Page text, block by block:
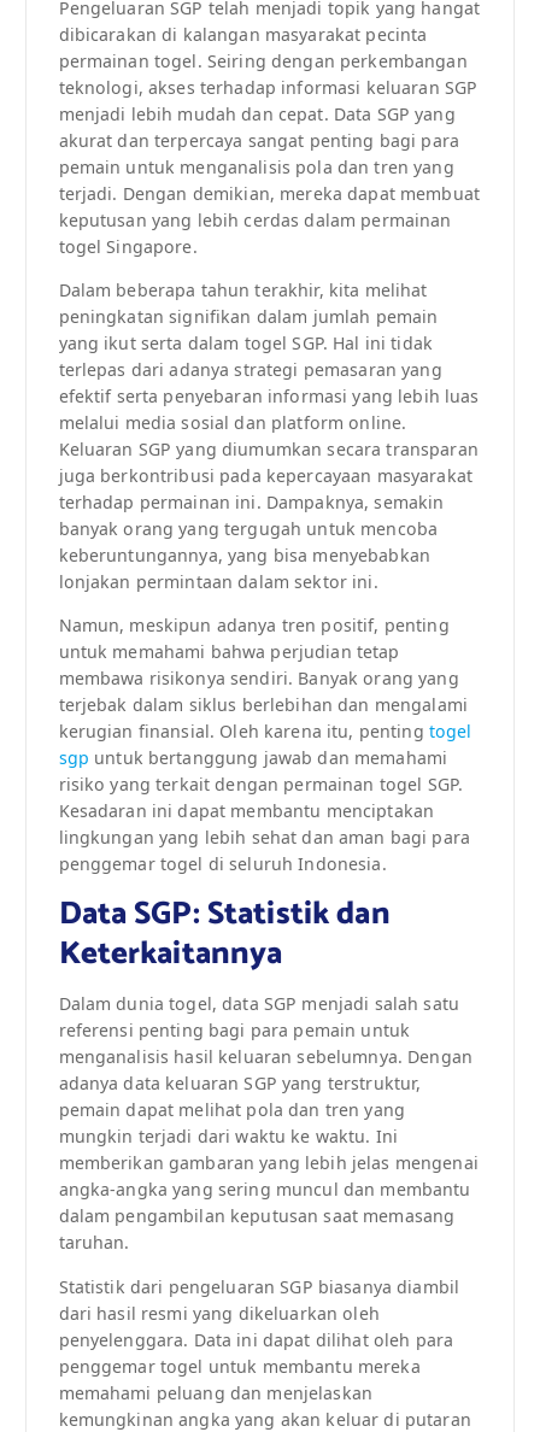
Pengeluaran SGP telah menjadi topik yang hangat
dibicarakan di kalangan masyarakat pecinta
permainan togel. Seiring dengan perkembangan
teknologi, akses terhadap informasi keluaran SGP
menjadi lebih mudah dan cepat. Data SGP yang
akurat dan terpercaya sangat penting bagi para
pemain untuk menganalisis pola dan tren yang
terjadi. Dengan demikian, mereka dapat membuat
keputusan yang lebih cerdas dalam permainan
togel Singapore.
Dalam beberapa tahun terakhir, kita melihat
peningkatan signifikan dalam jumlah pemain
yang ikut serta dalam togel SGP. Hal ini tidak
terlepas dari adanya strategi pemasaran yang
efektif serta penyebaran informasi yang lebih luas
melalui media sosial dan platform online.
Keluaran SGP yang diumumkan secara transparan
juga berkontribusi pada kepercayaan masyarakat
terhadap permainan ini. Dampaknya, semakin
banyak orang yang tergugah untuk mencoba
keberuntungannya, yang bisa menyebabkan
lonjakan permintaan dalam sektor ini.
Namun, meskipun adanya tren positif, penting
untuk memahami bahwa perjudian tetap
membawa risikonya sendiri. Banyak orang yang
terjebak dalam siklus berlebihan dan mengalami
kerugian finansial. Oleh karena itu, penting togel
sgp untuk bertanggung jawab dan memahami
risiko yang terkait dengan permainan togel SGP.
Kesadaran ini dapat membantu menciptakan
lingkungan yang lebih sehat dan aman bagi para
penggemar togel di seluruh Indonesia.
Data SGP: Statistik dan
Keterkaitannya
Dalam dunia togel, data SGP menjadi salah satu
referensi penting bagi para pemain untuk
menganalisis hasil keluaran sebelumnya. Dengan
adanya data keluaran SGP yang terstruktur,
pemain dapat melihat pola dan tren yang
mungkin terjadi dari waktu ke waktu. Ini
memberikan gambaran yang lebih jelas mengenai
angka-angka yang sering muncul dan membantu
dalam pengambilan keputusan saat memasang
taruhan.
Statistik dari pengeluaran SGP biasanya diambil
dari hasil resmi yang dikeluarkan oleh
penyelenggara. Data ini dapat dilihat oleh para
penggemar togel untuk membantu mereka
memahami peluang dan menjelaskan
kemungkinan angka yang akan keluar di putaran